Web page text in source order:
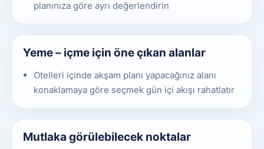
planınıza göre ayrı değerlendirin
Yeme – içme için öne çıkan alanlar
Otelleri içinde akşam planı yapacağınız alanı
konaklamaya göre seçmek gün içi akışı rahatlatır
Mutlaka görülebilecek noktalar